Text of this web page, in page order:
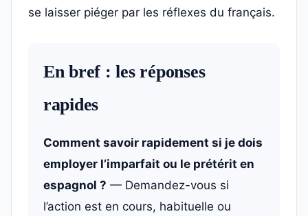
se laisser piéger par les réflexes du français.
En bref : les réponses
rapides
Comment savoir rapidement si je dois
employer l’imparfait ou le prétérit en
espagnol ? — Demandez-vous si
l’action est en cours, habituelle ou